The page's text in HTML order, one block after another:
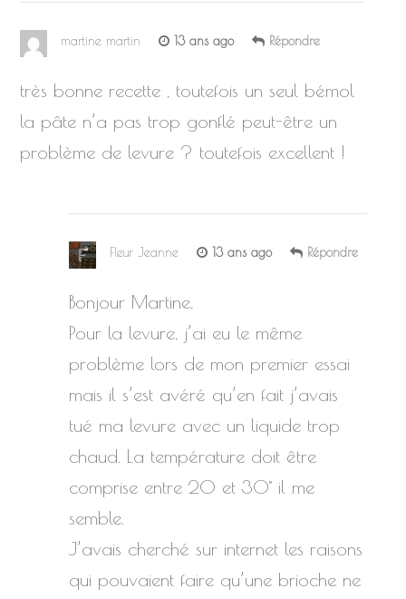
martine martin 13 ans ago Répondre
très bonne recette , toutefois un seul bémol
la pâte n’a pas trop gonflé peut-être un
problème de levure ? toutefois excellent !
Fleur Jeanne 13 ans ago Répondre
Bonjour Martine,
Pour la levure, j’ai eu le même
problème lors de mon premier essai
mais il s’est avéré qu’en fait j’avais
tué ma levure avec un liquide trop
chaud. La température doit être
comprise entre 20 et 30° il me
semble.
J’avais cherché sur internet les raisons
qui pouvaient faire qu’une brioche ne